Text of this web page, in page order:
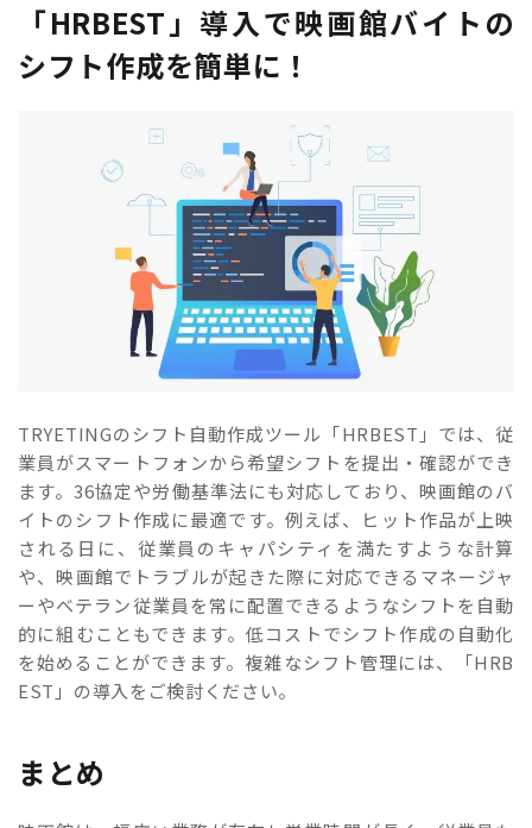
「HRBEST」導入で映画館バイトの
シフト作成を簡単に！
TRYETINGのシフト自動作成ツール「HRBEST」では、従
業員がスマートフォンから希望シフトを提出・確認ができ
ます。36協定や労働基準法にも対応しており、映画館のバ
イトのシフト作成に最適です。例えば、ヒット作品が上映
される日に、従業員のキャパシティを満たすような計算
や、映画館でトラブルが起きた際に対応できるマネージャ
ーやベテラン従業員を常に配置できるようなシフトを自動
的に組むこともできます。低コストでシフト作成の自動化
を始めることができます。複雑なシフト管理には、「HRB
EST」の導入をご検討ください。
まとめ